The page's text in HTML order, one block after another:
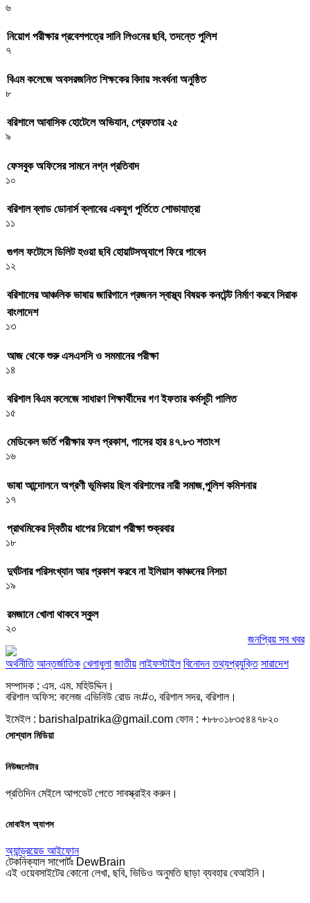
৬
নিয়োগ পরীক্ষার প্রবেশপত্রে সানি লিওনের ছবি, তদন্তে পুলিশ
৭
বিএম কলেজে অবসরজনিত শিক্ষকের বিদায় সংবর্ধনা অনুষ্ঠিত
৮
বরিশালে আবাসিক হোটেলে অভিযান, গ্রেফতার ২৫
৯
ফেসবুক অফিসের সামনে নগ্ন প্রতিবাদ
১০
বরিশাল ব্লাড ডোনার্স ক্লাবের একযুগ পূর্তিতে শোভাযাত্রা
১১
গুগল ফটোসে ডিলিট হওয়া ছবি হোয়াটসঅ্যাপে ফিরে পাবেন
১২
বরিশালের আঞ্চলিক ভাষায় জারিগানে প্রজনন স্বাস্থ্য বিষয়ক কনটেন্ট নির্মাণ করবে সিরাক
বাংলাদেশ
১৩
আজ থেকে শুরু এসএসসি ও সমমানের পরীক্ষা
১৪
বরিশাল বিএম কলেজে সাধারণ শিক্ষার্থীদের গণ ইফতার কর্মসূচী পালিত
১৫
মেডিকেল ভর্তি পরীক্ষার ফল প্রকাশ, পাসের হার ৪৭.৮৩ শতাংশ
১৬
ভাষা আন্দোলনে অগ্রণী ভূমিকায় ছিল বরিশালের নারী সমাজ,পুলিশ কমিশনার
১৭
প্রাথমিকের দ্বিতীয় ধাপের নিয়োগ পরীক্ষা শুক্রবার
১৮
দুর্ঘটনার পরিসংখ্যান আর প্রকাশ করবে না ইলিয়াস কাঞ্চনের নিসচা
১৯
রমজানে খোলা থাকবে স্কুল
২০
জনপ্রিয় সব খবর
অর্থনীতি আন্তর্জাতিক খেলাধুলা জাতীয় লাইফস্টাইল বিনোদন তথ্যপ্রযুক্তি সারাদেশ
সম্পাদক : এস. এম. মহিউদ্দিন।
বরিশাল অফিস: কলেজ এভিনিউ রোড নং#৩, বরিশাল সদর, বরিশাল।
ইমেইল : barishalpatrika@gmail.com ফোন : +৮৮০১৮৩৫৪৪৭৮২০
সোশ্যাল মিডিয়া
নিউজলেটার
প্রতিদিন মেইলে আপডেট পেতে সাবস্ক্রাইব করুন।
মোবাইল অ্যাপস
অ্যান্ড্রয়েড আইফোন
টেকনিক্যাল সাপোর্টঃ DewBrain
এই ওয়েবসাইটের কোনো লেখা, ছবি, ভিডিও অনুমতি ছাড়া ব্যবহার বেআইনি।